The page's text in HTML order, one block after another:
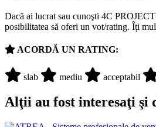
Dacă ai lucrat sau cunoşti 4C
posibilitatea să oferi un vot/rating. Îți
ACORDĂ UN RATING:
slab mediu acceptabil
Alţii au fost interesaţi şi